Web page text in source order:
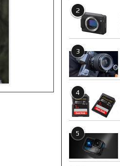
2
3
4
5